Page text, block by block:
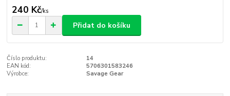
240 Kč/ks
Přidat do košíku
Číslo produktu:
14
EAN kód:
5706301583246
Výrobce:
Savage Gear